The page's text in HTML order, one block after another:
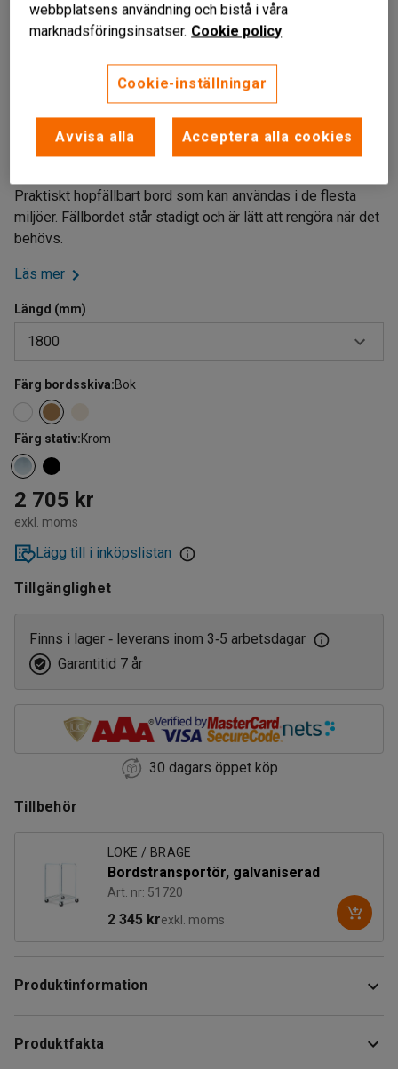
Hopfällbart
Bordsskiva i laminat
T-stativ
Praktiskt hopfällbart bord som kan användas i de flesta
miljöer. Fällbordet står stadigt och är lätt att rengöra när det
behövs.
Läs mer
Längd (mm)
1800
1200
1800
Färg bordsskiva:Bok
Färg stativ:Krom
2 705 kr
exkl. moms
Lägg till i inköpslistan
Tillgänglighet
Finns i lager ‑ leverans inom 3‑5 arbetsdagar
Garantitid 7 år
30 dagars öppet köp
Tillbehör
LOKE / BRAGE
Bordstransportör, galvaniserad
Art. nr: 51720
2 345 krexkl. moms
Produktinformation
mässor, konferenser, utställningar och liknande. Det står
Produktfakta
webbplatsens användning och bistå i våra
marknadsföringsinsatser. Cookie policy
Cookie-inställningar
Avvisa alla Acceptera alla cookies